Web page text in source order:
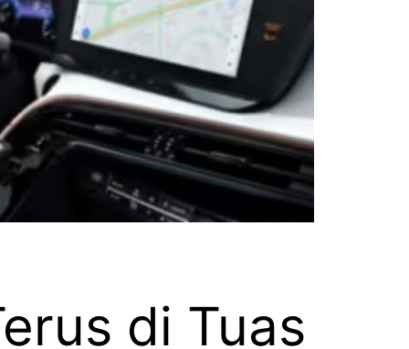
di Tuas